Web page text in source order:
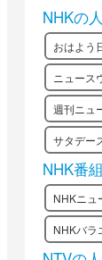
NHKの
おはよう
ニュース
週刊ニュ
サタデー
NHK番
NHKニュ
NHKバラ